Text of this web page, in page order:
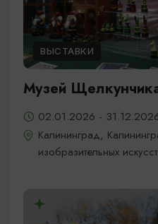
ВЫСТАВКИ
Музей
02.01.2026 -
Калининград,
изобразительных